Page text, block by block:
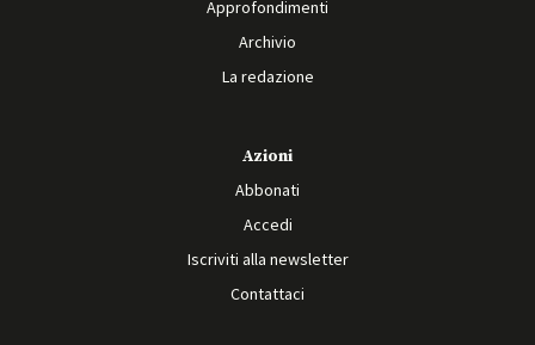
Approfondimenti
Archivio
La redazione
Azioni
Abbonati
Accedi
Iscriviti alla newsletter
Contattaci